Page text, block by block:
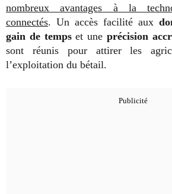
nombreux avantages à la
connectés. Un accès facilité aux
gain de tempset uneprécision
sont réunis pour attirer les
l’exploitation du bétail.